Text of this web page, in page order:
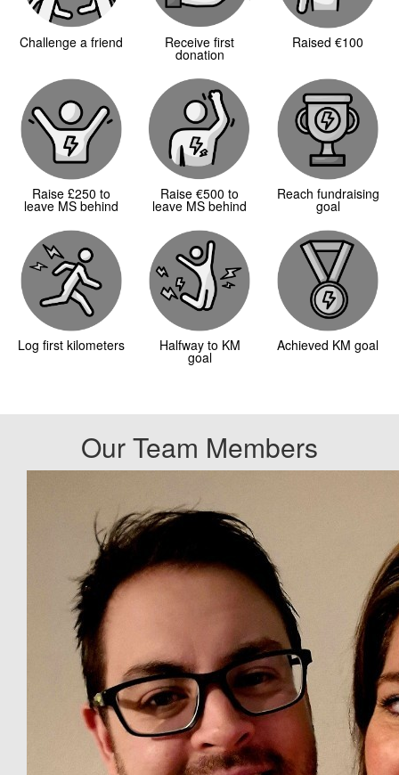
Challenge a friend Receive first
donation
Raised €100
Raise £250 to
leave MS behind
Raise €500 to
leave MS behind
Reach fundraising
goal
Log first kilometers Halfway to KM
goal
Achieved KM goal
Our Team Members